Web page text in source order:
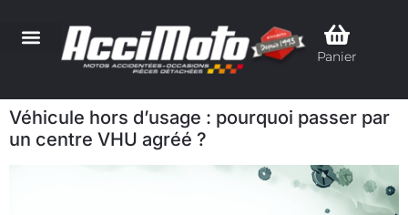
Panier
Véhicule hors d’usage : pourquoi passer par
un centre VHU agréé ?